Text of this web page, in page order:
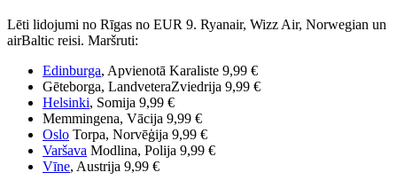
Lēti lidojumi no Rīgas no EUR 9. Ryanair, Wizz Air, Norwegian un
airBaltic reisi. Maršruti:
Edinburga, Apvienotā Karaliste 9,99 €
Gēteborga, LandveteraZviedrija 9,99 €
Helsinki, Somija 9,99 €
Memmingena, Vācija 9,99 €
Oslo Torpa, Norvēģija 9,99 €
Varšava Modlina, Polija 9,99 €
Vīne, Austrija 9,99 €